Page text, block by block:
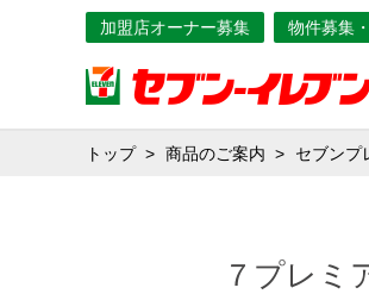
加盟店オーナー募集 物件募集
トップ 商品のご案内 セブンプ
７プレ